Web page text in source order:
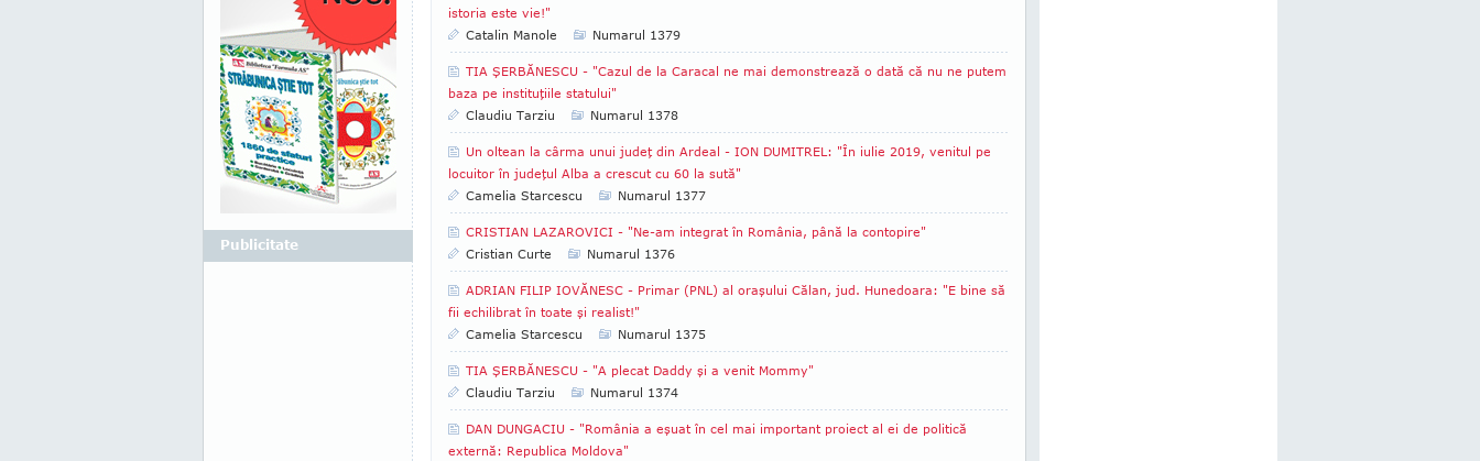
istoria este vie!"
Catalin Manole
Numarul 1379
TIA ŞERBĂNESCU - "Cazul de la Caracal ne mai demonstrează o dată că nu ne putem
baza pe instituţiile statului"
Claudiu Tarziu
Numarul 1378
Un oltean la cârma unui judeţ din Ardeal - ION DUMITREL: "În iulie 2019, venitul pe
locuitor în judeţul Alba a crescut cu 60 la sută"
Camelia Starcescu
Numarul 1377
CRISTIAN LAZAROVICI - "Ne-am integrat în România, până la contopire"
Cristian Curte
Numarul 1376
ADRIAN FILIP IOVĂNESC - Primar (PNL) al oraşului Călan, jud. Hunedoara: "E bine să
fii echilibrat în toate şi realist!"
Camelia Starcescu
Numarul 1375
TIA ŞERBĂNESCU - "A plecat Daddy şi a venit Mommy"
Claudiu Tarziu
Numarul 1374
DAN DUNGACIU - "România a eşuat în cel mai important proiect al ei de politică
externă: Republica Moldova"
Publicitate